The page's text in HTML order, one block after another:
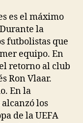
es el máximo
la
futbolistas que
equipo. En
retorno al club
Ron Vlaar.
En la
los
de la UEFA